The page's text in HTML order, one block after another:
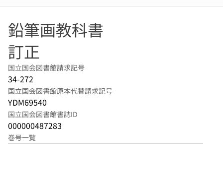
鉛筆画教科書
訂正
国立国会図書館請求記号
34-272
国立国会図書館原本代替請求記号
YDM69540
国立国会図書館書誌ID
000000487283
巻号一覧